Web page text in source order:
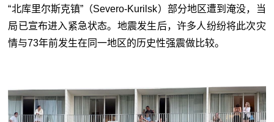
“北库里尔斯克镇”（Severo-Kurilsk）部分地区遭到淹没，当
局已宣布进入紧急状态。地震发生后，许多人纷纷将此次灾
情与73年前发生在同一地区的历史性强震做比较。